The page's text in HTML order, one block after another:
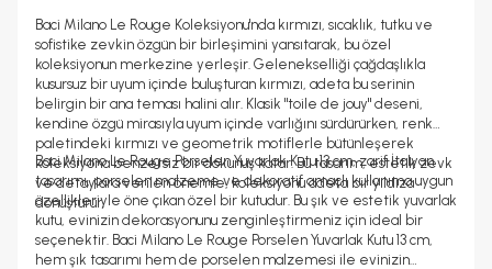
Baci Milano Le Rouge Koleksiyonu'nda kırmızı, sıcaklık, tutku ve
sofistike zevkin özgün bir birleşimini yansıtarak, bu özel
koleksiyonun merkezine yerleşir. Gelenekselliği çağdaşlıkla
kusursuz bir uyum içinde buluşturan kırmızı, adeta bu serinin
belirgin bir ana teması halini alır. Klasik "toile de jouy" deseni,
kendine özgü mirasıyla uyum içinde varlığını sürdürürken, renk
paletindeki kırmızı ve geometrik motiflerle bütünleşerek
koleksiyona benzersiz bir dokunuş katar. Bu tasarım, estetik zevk
ve detaylara verilen önemle, koleksiyonu adeta bir yıldıza
dönüştürür.
Baci Milano Le Rouge Porselen Yuvarlak Kutu 13 cm, zarif İtalyan
tasarımı, porselen malzeme ve dekoratif amaçlı kullanıma uygun
özellikleriyle öne çıkan özel bir kutudur. Bu şık ve estetik yuvarlak
kutu, evinizin dekorasyonunu zenginleştirmeniz için ideal bir
seçenektir. Baci Milano Le Rouge Porselen Yuvarlak Kutu 13 cm,
hem şık tasarımı hem de porselen malzemesi ile evinizin